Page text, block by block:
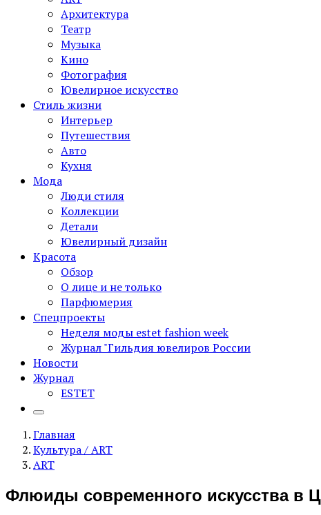
Архитектура
Театр
Музыка
Кино
Фотография
Ювелирное искусство
Стиль жизни
Интерьер
Путешествия
Авто
Кухня
Мода
Люди стиля
Коллекции
Детали
Ювелирный дизайн
Красота
Обзор
О лице и не только
Парфюмерия
Спецпроекты
Неделя моды estet fashion week
Журнал "Гильдия ювелиров России
Новости
Журнал
ESTET
Главная
Культура / ART
ART
Флюиды современного искусства в